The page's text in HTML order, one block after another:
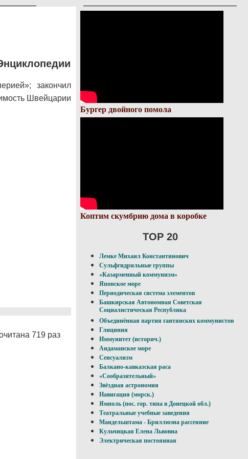
закончил
Швейцарии
719 раз
Бургер двойного помола
Коптим скумбрию дома в коробке
TOP 20
Лемке Михаил Константинович
Сульфгидрильные группы
«Казарменный коммунизм»
Японское море
Периодическая система элементов
Башкирская Автономная Советская
Социалистическая Республика
Объединённая партия гаитянских коммунистов
Глициния
Иммунитет (историч.)
Андаманское море
Сенсуализм
Балкано-кавказская раса
«Сообразительный»
Звёздная астрономия
Навигация (морск.)
Ямполь (пос. гор. типа в Донецкой обл.)
Театральные учебные заведения
Мандельштама - Бриллюэна рассеяние
Кульчицкая Елена Львовна
Электрическая постоянная